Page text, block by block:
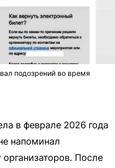
подозрений во время
в феврале 2026 года
напоминал
После